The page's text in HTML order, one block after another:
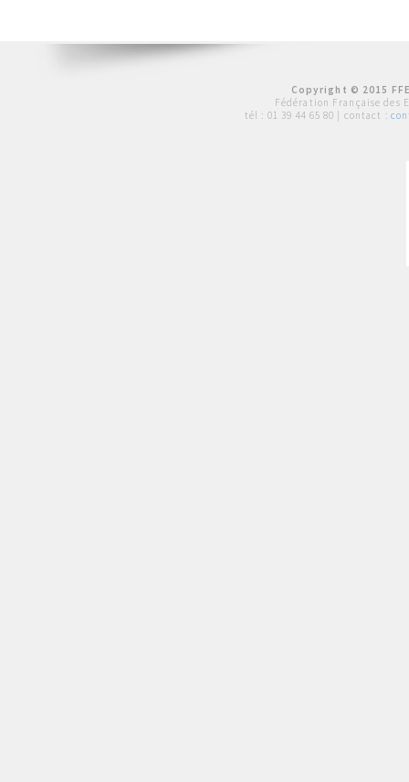
Copyright © 2015
Fédération Française des
tél : 01 39 44 65 80 | contact :